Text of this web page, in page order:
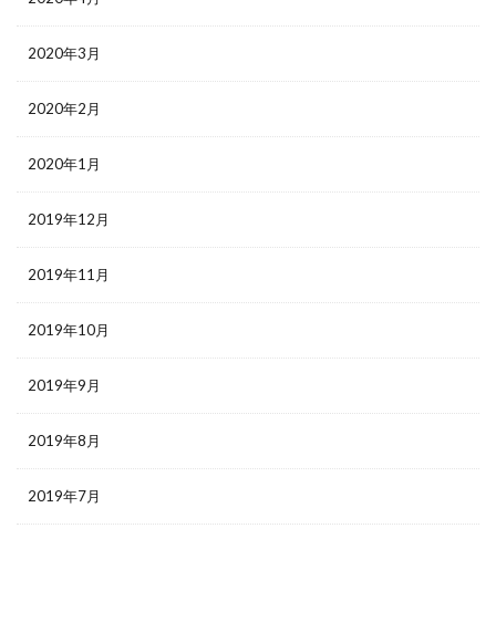
2020年3月
2020年2月
2020年1月
2019年12月
2019年11月
2019年10月
2019年9月
2019年8月
2019年7月